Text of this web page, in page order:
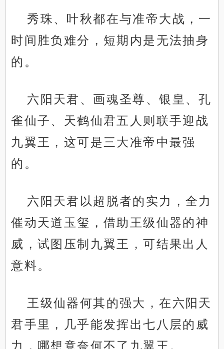
秀珠、叶秋都在与准帝大战，一
时间胜负难分，短期内是无法抽身
的。
六阳天君、画魂圣尊、银皇、孔
雀仙子、天鹤仙君五人则联手迎战
九翼王，这可是三大准帝中最强
的。
六阳天君以超脱者的实力，全力
催动天道玉玺，借助王级仙器的神
威，试图压制九翼王，可结果出人
意料。
王级仙器何其的强大，在六阳天
君手里，几乎能发挥出七八层的威
力，哪想竟奈何不了九翼王。